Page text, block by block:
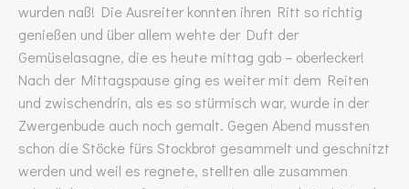
wurden naß! Die Ausreiter konnten ihren Ritt so richtig
genießen und über allem wehte der Duft der
Gemüselasagne, die es heute mittag gab – oberlecker!
Nach der Mittagspause ging es weiter mit dem Reiten
und zwischendrin, als es so stürmisch war, wurde in der
Zwergenbude auch noch gemalt. Gegen Abend mussten
schon die Stöcke fürs Stockbrot gesammelt und geschnitzt
werden und weil es regnete, stellten alle zusammen